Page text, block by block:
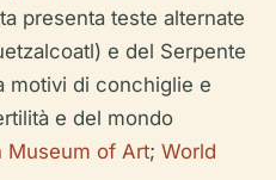
presenta teste alternate
e del Serpente
motivi di conchiglie e
e del mondo
Museum of Art; World